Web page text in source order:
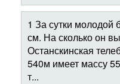
1 За сутки молодой
см. На сколько он
Останскинская
540м имеет массу
т...